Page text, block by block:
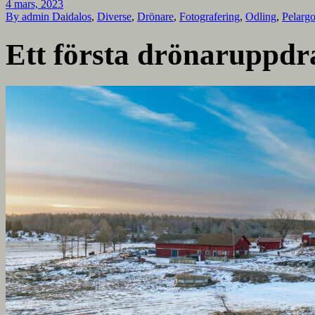
4 mars, 2023
By admin Daidalos, Diverse, Drönare, Fotografering, Odling,
Ett första